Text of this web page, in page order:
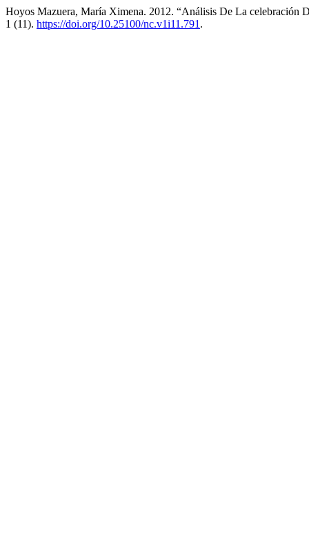
Hoyos Mazuera, María Ximena. 2012. “Análisis De La
1 (11). https://doi.org/10.25100/nc.v1i11.791 .